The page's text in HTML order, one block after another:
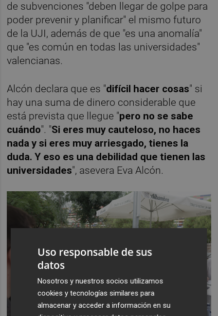
de subvenciones "deben llegar de golpe para
poder prevenir y planificar" el mismo futuro
de la UJI, además de que "es una anomalía"
que "es común en todas las universidades"
valencianas.
Alcón declara que es "difícil hacer cosas" si
hay una suma de dinero considerable que
está prevista que llegue "pero no se sabe
cuándo". "Si eres muy cauteloso, no haces
nada y si eres muy arriesgado, tienes la
duda. Y eso es una debilidad que tienen las
universidades", asevera Eva Alcón.
Uso responsable de sus
datos
Nosotros y nuestros socios utilizamos
cookies y tecnologías similares para
almacenar y acceder a información en su